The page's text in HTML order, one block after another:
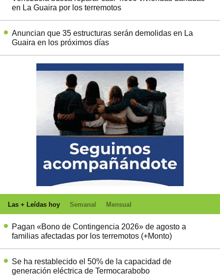
en La Guaira por los terremotos
Anuncian que 35 estructuras serán demolidas en La
Guaira en los próximos días
Las + Leídas hoy Semanal Mensual
Pagan «Bono de Contingencia 2026» de agosto a
familias afectadas por los terremotos (+Monto)
Se ha restablecido el 50% de la capacidad de
generación eléctrica de Termocarabobo